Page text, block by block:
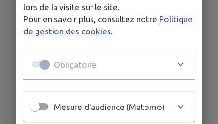
lors de la visite sur le site.
Pour en savoir plus, consultez notre Politique
de gestion des cookies.
Obligatoire
Mesure d'audience (Matomo)